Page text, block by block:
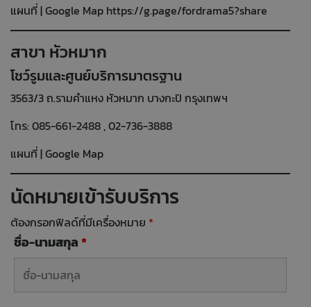
แผนที่ | Google Map https://g.page/fordrama5?share
สาขา หัวหมาก
โชว์รูมและศูนย์บริการมาตรฐาน
3563/3 ถ.รามคำแหง หัวหมาก บางกะปิ กรุงเทพฯ
โทร: 085-661-2488 ,02-736-3888
แผนที่ | Google Map
นัดหมายเข้ารับบริการ
ต้องกรอกฟิลด์ที่มีเครื่องหมาย *
ชื่อ-นามสกุล*